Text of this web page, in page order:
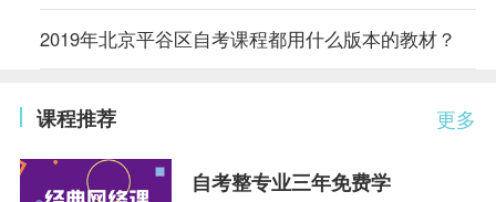
2019年北京平谷区自考课程都用什么版本的教材？
更多
课程推荐
自考整专业三年免费学